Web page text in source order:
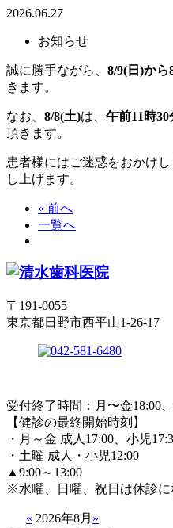
2026.06.27
お知らせ
誠に勝手ながら、 8/9(日)から
きます。
なお、 8/8(土)は、 午前11時
頂きます。
患者様にはご迷惑をおかけ
し上げます。
« 前へ
一覧へ
〒191-0055
東京都日野市西平山1-26-17
受付終了時間：月〜金18:00
【健診の最終開始時刻】
・月～金 成人17:00、小児
・土曜 成人・小児12:00
▲9:00～13:00
※水曜、日曜、祝日は休診に
« 2026年8月 »